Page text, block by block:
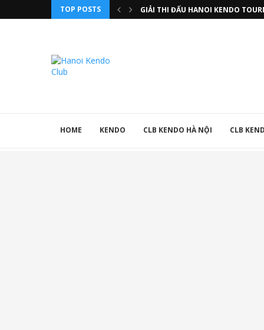
TOP POSTS GIẢI THI ĐẤU HANOI KENDO
HOME KENDO CLB KENDO HÀ NỘI CLB